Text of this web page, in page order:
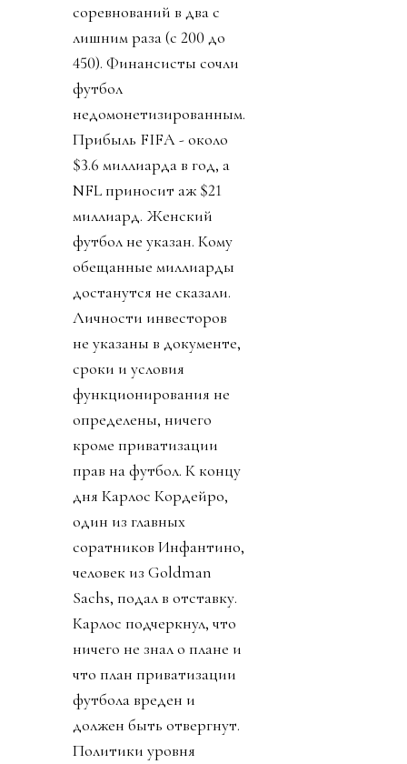
соревнований в два с
лишним раза (с 200 до
450). Финансисты сочли
футбол
недомонетизированным.
Прибыль FIFA - около
$3.6 миллиарда в год, а
NFL приносит аж $21
миллиард. Женский
футбол не указан. Кому
обещанные миллиарды
достанутся не сказали.
Личности инвесторов
не указаны в документе,
сроки и условия
функционирования не
определены, ничего
кроме приватизации
прав на футбол. К концу
дня Карлос Кордейро,
один из главных
соратников Инфантино,
человек из Goldman
Sachs, подал в отставку.
Карлос подчеркнул, что
ничего не знал о плане и
что план приватизации
футбола вреден и
должен быть отвергнут.
Политики уровня